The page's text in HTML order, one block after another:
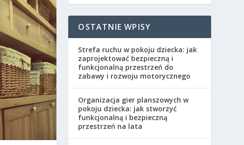
OSTATNIE WPISY
Strefa ruchu w pokoju dziecka: jak
zaprojektować bezpieczną i
funkcjonalną przestrzeń do
zabawy i rozwoju motorycznego
Organizacja gier planszowych w
pokoju dziecka: jak stworzyć
funkcjonalną i bezpieczną
przestrzeń na lata